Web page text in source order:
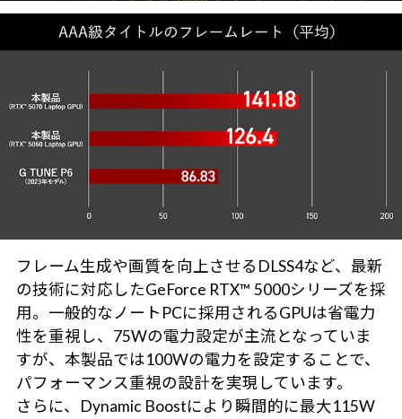
フレーム生成や画質を向上させるDLSS4など、最新
の技術に対応したGeForce RTX™ 5000シリーズを採
用。一般的なノートPCに採用されるGPUは省電力
性を重視し、75Wの電力設定が主流となっていま
すが、本製品では100Wの電力を設定することで、
パフォーマンス重視の設計を実現しています。
さらに、Dynamic Boostにより瞬間的に最大115W